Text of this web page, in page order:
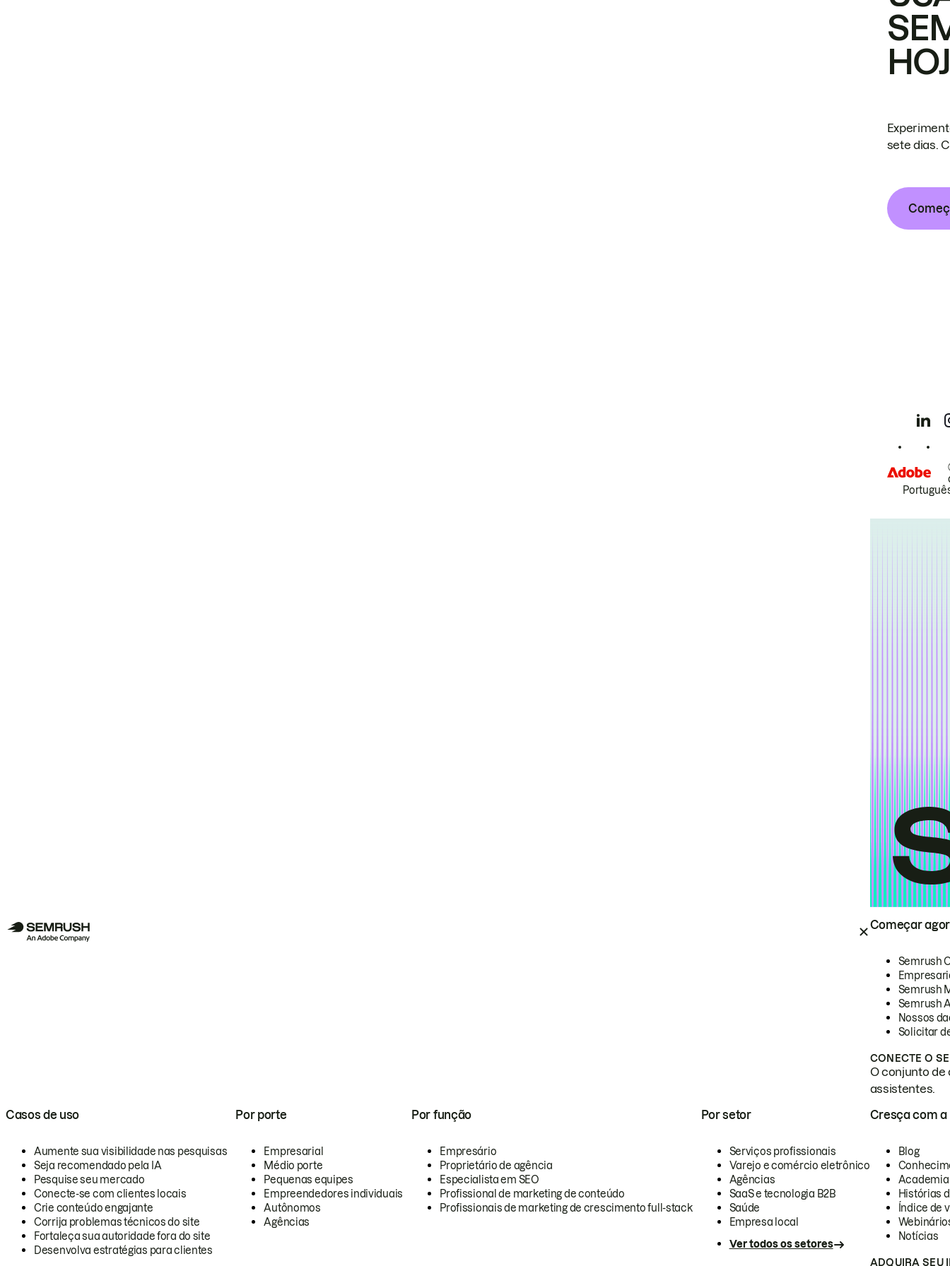
Começar
Semrush
Semrush
Semrush
Nossos
Solicitar
CONECTE O
O conjunto de
assistentes.
Casos de uso
Aumente sua visibilidade nas pesquisas
Seja recomendado pela IA
Pesquise seu mercado
Conecte-se com clientes locais
Crie conteúdo engajante
Corrija problemas técnicos do site
Fortaleça sua autoridade fora do site
Desenvolva estratégias para clientes
Por porte
Empresarial
Médio porte
Pequenas equipes
Empreendedores individuais
Autônomos
Agências
Por função
Empresário
Proprietário de agência
Especialista em SEO
Profissional de marketing de conteúdo
Profissionais de marketing de crescimento full-stack
Por setor
Serviços profissionais
Varejo e comércio eletrônico
Agências
SaaS e tecnologia B2B
Saúde
Empresa local
Ver todos os setores
Cresça com a
Blog
Academia
Histórias
Índice de
Notícias
ADQUIRA SEU
sete dias.